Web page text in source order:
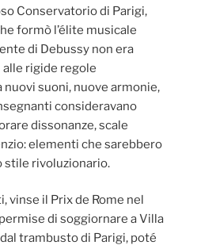
Conservatorio di Parigi,
formò l’élite musicale
di Debussy non era
rigide regole
nuovi suoni, nuove armonie,
consideravano
dissonanze, scale
elementi che sarebbero
stile rivoluzionario.
vinse il Prix de Rome nel
di soggiornare a Villa
trambusto di Parigi, poté